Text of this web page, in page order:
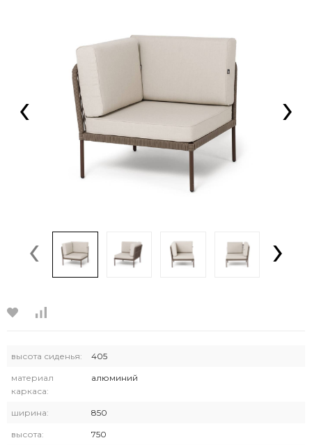
‹ ›
‹ ›
высота сиденья: 405
материал
каркаса:
алюминий
ширина: 850
высота: 750